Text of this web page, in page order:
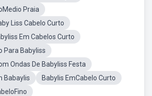
Praia
Liss Cabelo Curto
Em Cabelos Curto
Para Babyliss
Ondas De Babyliss Festa
Babaylis
Babylis EmCabelo Curto